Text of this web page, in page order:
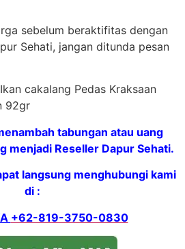
sebelum beraktifitas dengan
Sehati, jangan ditunda pesan
cakalang Pedas Kraksaan
92gr
tabungan atau uang
menjadi Reseller Dapur Sehati.
langsung menghubungi kami
di :
+62-819-3750-0830